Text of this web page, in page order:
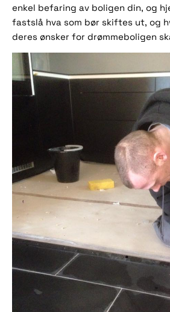
enkel befaring av boligen din, og
fastslå hva som bør skiftes ut, og
deres ønsker for drømmeboligen